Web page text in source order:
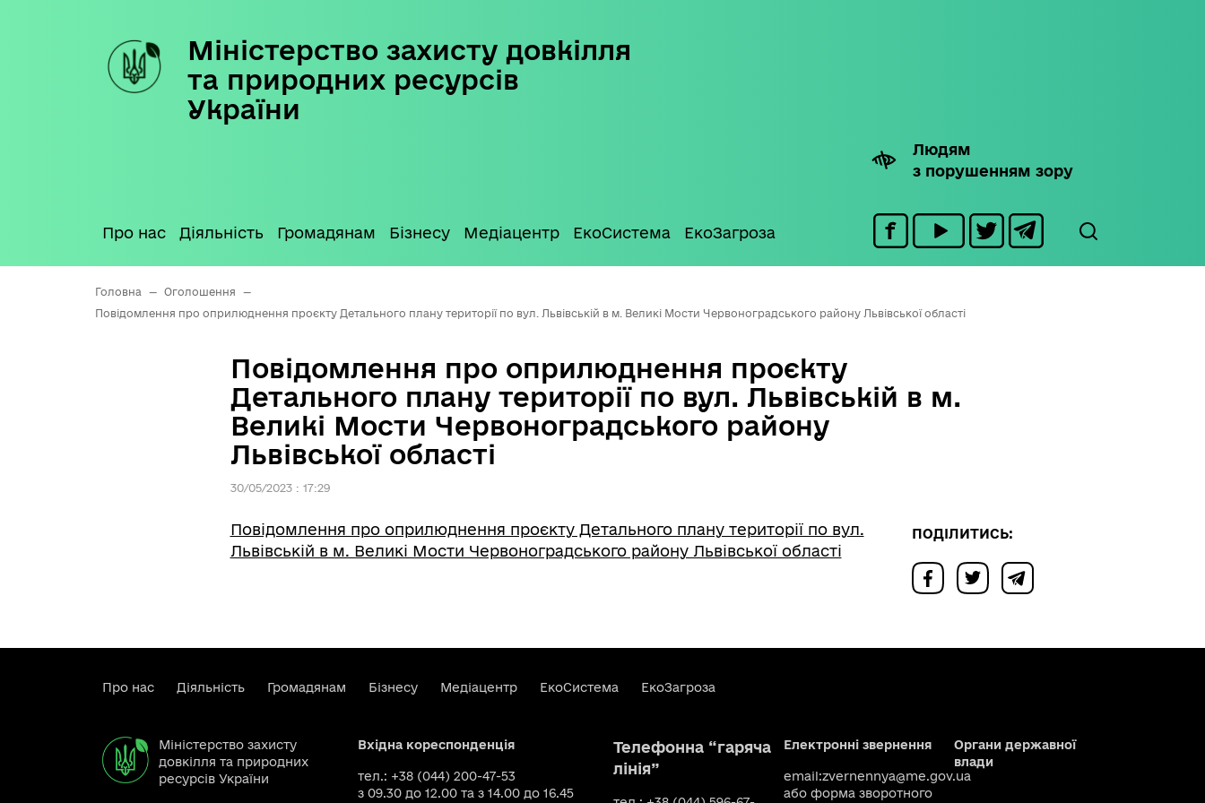
Міністерство захисту довкілля
та природних ресурсів
України
Людям
з порушенням зору
Про нас Діяльність Громадянам Бізнесу Медіацентр ЕкоСистема ЕкоЗагроза
Головна — Оголошення
—
Повідомлення про оприлюднення проєкту Детального плану території по вул. Львівській в м. Великі Мости Червоноградського району Львівської області
Повідомлення про оприлюднення проєкту
Детального плану території по вул. Львівській в м.
Великі Мости Червоноградського району
Львівської області
30/05/2023 : 17:29
Повідомлення про оприлюднення проєкту Детального плану території по вул.
Львівській в м. Великі Мости Червоноградського району Львівської області
ПОДІЛИТИСЬ:
Про нас Діяльність Громадянам Бізнесу Медіацентр ЕкоСистема ЕкоЗагроза
Міністерство захисту
довкілля та природних
ресурсів України
Вхідна кореспонденція
тел.: +38 (044) 200-47-53
з 09.30 до 12.00 та з 14.00 до 16.45
Телефонна “гаряча
лінія”
Електронні звернення
email:zvernennya@me.gov.ua
або форма зворотного
Органи державної
влади